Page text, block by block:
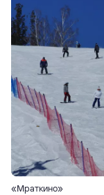
«Мраткино»